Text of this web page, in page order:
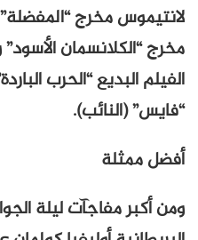
لانتيموس مخرج
مخرج “الكلانسمان
الفيلم البديع “الحرب
“فايس” (النائب).
أفضل ممثلة
ومن أكبر مفاجآت ليلة